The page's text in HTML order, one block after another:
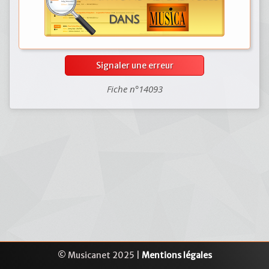
Signaler une erreur
Fiche n°14093
© Musicanet 2025 | Mentions légales